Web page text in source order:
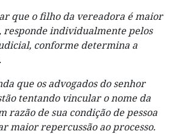
que o filho da vereadora é maior
responde individualmente pelos
conforme determina a
que os advogados do senhor
tentando vincular o nome da
razão de sua condição de pessoa
maior repercussão ao processo.